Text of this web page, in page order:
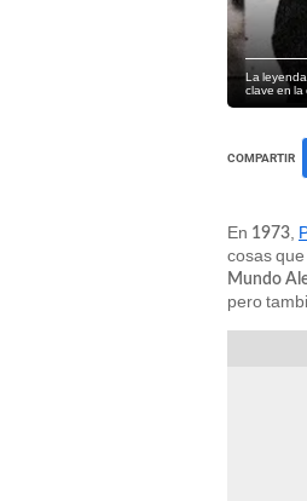
La
clave en la
COMPARTIR
En 1973
cosas
Mundo
pero